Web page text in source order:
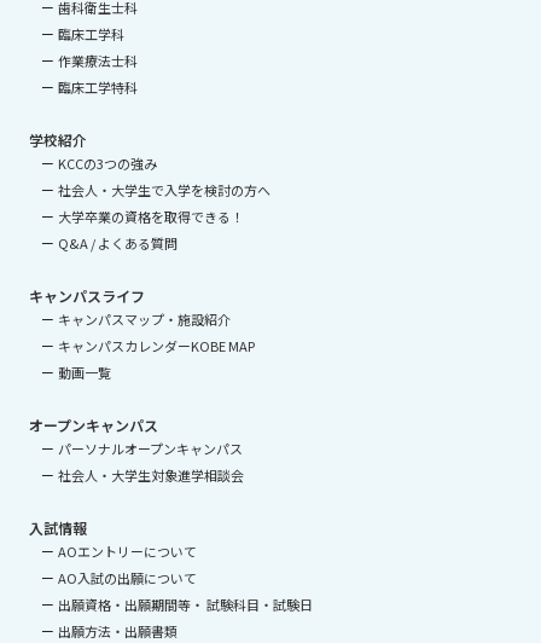
歯科衛生士科
臨床工学科
作業療法士科
臨床工学特科
学校紹介
KCCの3つの強み
社会人・大学生で入学を検討の方へ
大学卒業の資格を取得できる！
Q&A / よくある質問
キャンパスライフ
キャンパスマップ・施設紹介
キャンパスカレンダーKOBE MAP
動画一覧
オープンキャンパス
パーソナルオープンキャンパス
社会人・大学生対象進学相談会
入試情報
AOエントリーについて
AO入試の出願について
出願資格・出願期間等・ 試験科目・試験日
出願方法・出願書類